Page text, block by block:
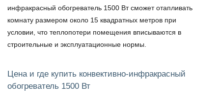
инфракрасный обогреватель 1500 Вт сможет отапливать
комнату размером около 15 квадратных метров при
условии, что теплопотери помещения вписываются в
строительные и эксплуатационные нормы.
Цена и где купить конвективно-инфракрасный
обогреватель 1500 Вт